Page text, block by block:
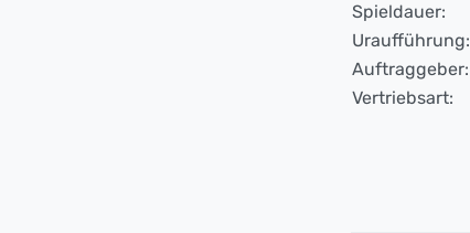
Spieldauer:
Uraufführung:
Auftraggeber:
Vertriebsart: